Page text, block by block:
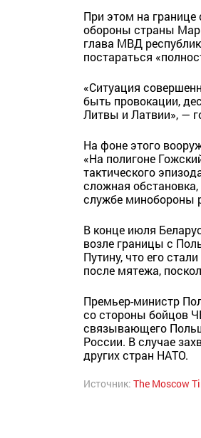
При этом на
обороны страны
глава МВД
постараться
«Ситуация
быть провокации,
Литвы и Латвии», —
На фоне этого
«На полигоне
тактического
сложная
службе минобороны
В конце июля
возле границы с
Путину, что его
после мятежа,
Премьер-министр
со стороны бойцов
связывающего
России. В случае
других стран НАТО.
Источник: The Moscow